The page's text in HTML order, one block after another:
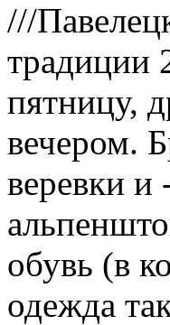
///
традиции
пятницу,
вечером.
веревки и
обувь (в
одежда